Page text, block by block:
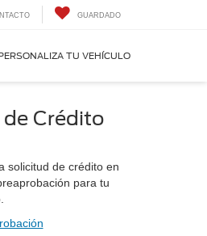
GUARDADO
TU VEHÍCULO
Crédito
solicitud de crédito en
para tu